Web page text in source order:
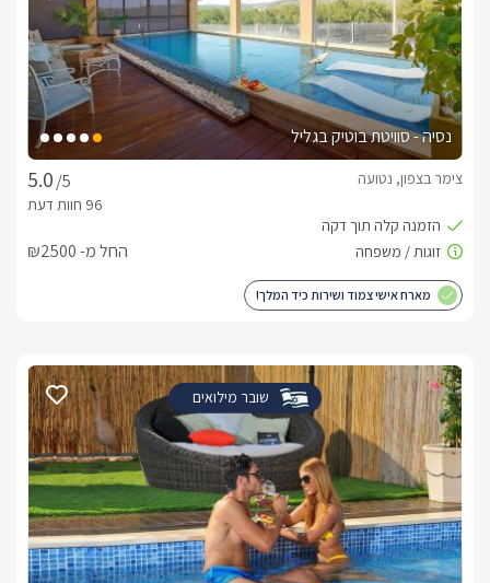
נסיה - סוויטת בוטיק בגליל
/5
צימר בצפון, נטועה
החל מ- ₪2500
מארח אישי צמוד ושירות כיד המלך!
שובר מילואים